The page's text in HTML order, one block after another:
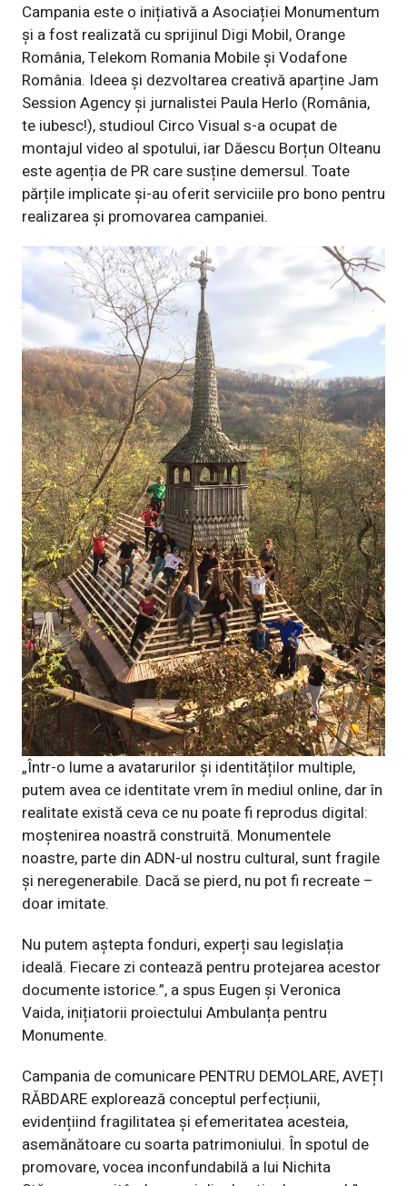
Campania este o inițiativă a Asociației Monumentum
și a fost realizată cu sprijinul Digi Mobil, Orange
România, Telekom Romania Mobile şi Vodafone
România. Ideea și dezvoltarea creativă aparține Jam
Session Agency și jurnalistei Paula Herlo (România,
te iubesc!), studioul Circo Visual s-a ocupat de
montajul video al spotului, iar Dăescu Borțun Olteanu
este agenția de PR care susține demersul. Toate
părțile implicate și-au oferit serviciile pro bono pentru
realizarea și promovarea campaniei.
„Într-o lume a avatarurilor și identităților multiple,
putem avea ce identitate vrem în mediul online, dar în
realitate există ceva ce nu poate fi reprodus digital:
moștenirea noastră construită. Monumentele
noastre, parte din ADN-ul nostru cultural, sunt fragile
și neregenerabile. Dacă se pierd, nu pot fi recreate –
doar imitate.
Nu putem aștepta fonduri, experți sau legislația
ideală. Fiecare zi contează pentru protejarea acestor
documente istorice.”, a spus Eugen și Veronica
Vaida, inițiatorii proiectului Ambulanța pentru
Monumente.
Campania de comunicare PENTRU DEMOLARE, AVEȚI
RĂBDARE explorează conceptul perfecțiunii,
evidențiind fragilitatea și efemeritatea acesteia,
asemănătoare cu soarta patrimoniului. În spotul de
promovare, vocea inconfundabilă a lui Nichita